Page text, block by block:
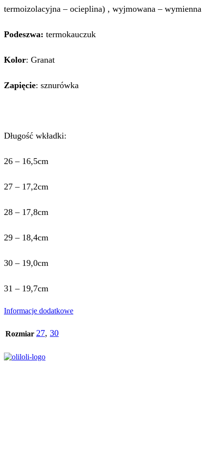
termoizolacyjna – ocieplina) , wyjmowana – wymienna
Podeszwa: termokauczuk
Kolor: Granat
Zapięcie: sznurówka
Długość wkładki:
26 – 16,5cm
27 – 17,2cm
28 – 17,8cm
29 – 18,4cm
30 – 19,0cm
31 – 19,7cm
Informacje dodatkowe
Rozmiar 27, 30